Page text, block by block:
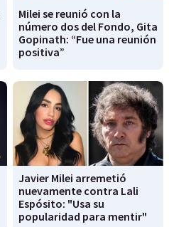
Milei se reunió con la
número dos del Fondo, Gita
Gopinath: “Fue una reunión
positiva”
Javier Milei arremetió
nuevamente contra Lali
Espósito: "Usa su
popularidad para mentir"